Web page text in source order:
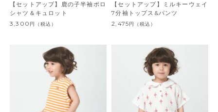
【セットアップ】鹿の子半袖ポロ
シャツ＆キュロット
3,300 円 （税込）
【セットアップ】ミルキーウェイ
7分袖トップス&パンツ
2,475円 （税込）